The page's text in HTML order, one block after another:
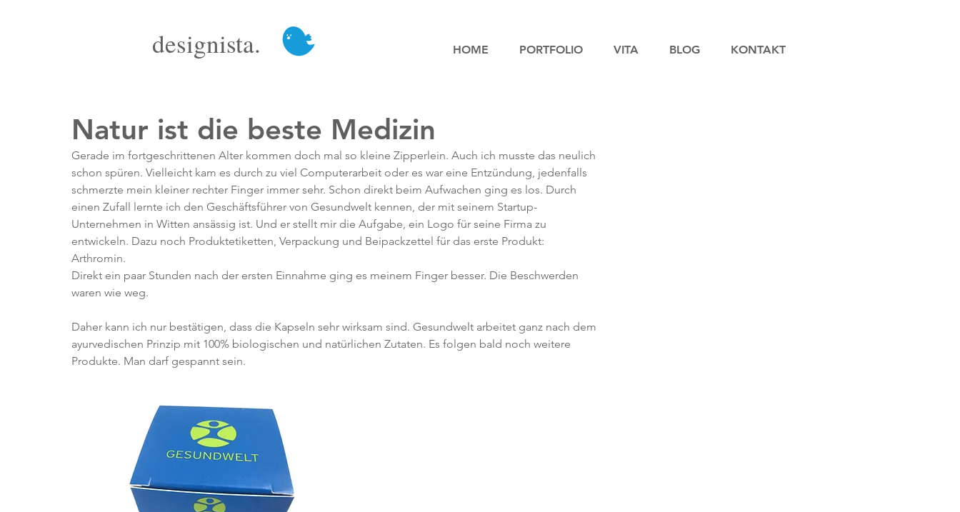
designista. HOME PORTFOLIO VITA BLOG KONTAKT
Natur ist die beste Medizin
Gerade im fortgeschrittenen Alter kommen doch mal so kleine Zipperlein. Auch ich musste das neulich
schon spüren. Vielleicht kam es durch zu viel Computerarbeit oder es war eine Entzündung, jedenfalls
schmerzte mein kleiner rechter Finger immer sehr. Schon direkt beim Aufwachen ging es los. Durch
einen Zufall lernte ich den Geschäftsführer von Gesundwelt kennen, der mit seinem Startup-
Unternehmen in Witten ansässig ist. Und er stellt mir die Aufgabe, ein Logo für seine Firma zu
entwickeln. Dazu noch Produktetiketten, Verpackung und Beipackzettel für das erste Produkt:
Arthromin.
Direkt ein paar Stunden nach der ersten Einnahme ging es meinem Finger besser. Die Beschwerden
waren wie weg.
Daher kann ich nur bestätigen, dass die Kapseln sehr wirksam sind. Gesundwelt arbeitet ganz nach dem
ayurvedischen Prinzip mit 100% biologischen und natürlichen Zutaten. Es folgen bald noch weitere
Produkte. Man darf gespannt sein.